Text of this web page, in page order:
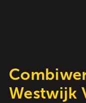
Westwijk